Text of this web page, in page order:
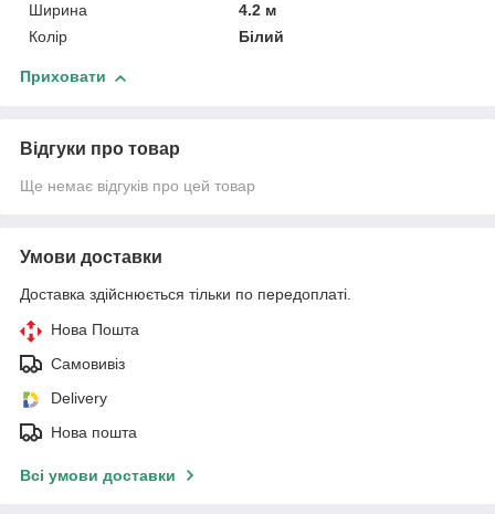
Ширина
4.2 м
Колір
Білий
Приховати
Відгуки про товар
Ще немає відгуків про цей товар
Умови доставки
Доставка здійснюється тільки по передоплаті.
Нова Пошта
Самовивіз
Delivery
Нова пошта
Всі умови доставки